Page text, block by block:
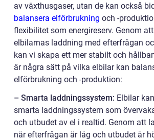
av växthusgaser, utan de kan också
balansera elförbrukning och -
flexibilitet som energireserv. Genom
elbilarnas laddning med efterfrågan
kan vi skapa ett mer stabilt och
är några sätt på vilka elbilar kan
elförbrukning och -produktion:
– Smarta laddningssystem: Elbilar
smarta laddningssystem som
och utbudet av el i realtid. Genom att
när efterfrågan är låg och utbudet är